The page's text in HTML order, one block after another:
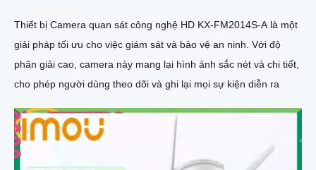
Thiết bị Camera quan sát công nghệ HD KX-FM2014S-A là một
giải pháp tối ưu cho việc giám sát và bảo vệ an ninh. Với độ
phân giải cao, camera này mang lại hình ảnh sắc nét và chi tiết,
cho phép người dùng theo dõi và ghi lại mọi sự kiện diễn ra